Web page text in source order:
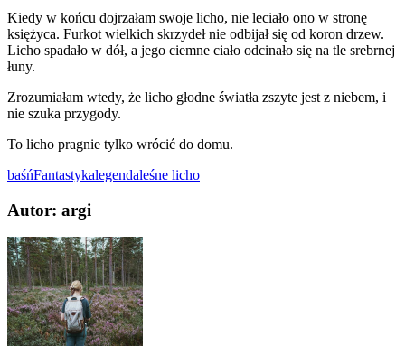
Kiedy w końcu dojrzałam swoje licho, nie leciało ono w stronę
księżyca. Furkot wielkich skrzydeł nie odbijał się od koron drzew.
Licho spadało w dół, a jego ciemne ciało odcinało się na tle srebrnej
łuny.
Zrozumiałam wtedy, że licho głodne światła zszyte jest z niebem, i
nie szuka przygody.
To licho pragnie tylko wrócić do domu.
baśńFantastykalegendaleśne licho
Autor: argi